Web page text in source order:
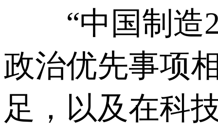
“中国制造
政治优先事项
足，以及在科